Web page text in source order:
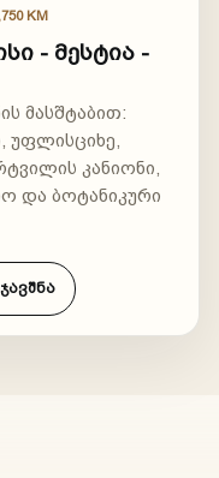
KM
- მესტია -
მასშტაბით:
უფლისციხე,
კანიონი,
და ბოტანიკური